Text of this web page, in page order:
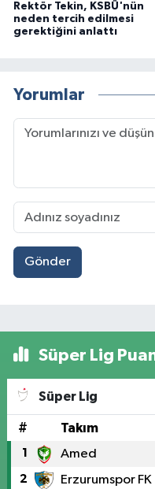
Rektör Tekin, KSBÜ'nün
neden tercih edilmesi
gerektiğini anlattı
Yorumlar
Gönder
Süper Lig
Süper Lig
# Takım
1 Amed
2 Erzurumspor FK